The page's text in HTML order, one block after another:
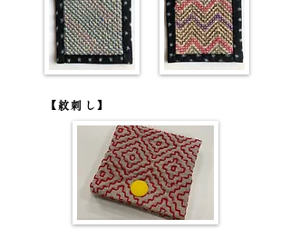
【紋刺し】